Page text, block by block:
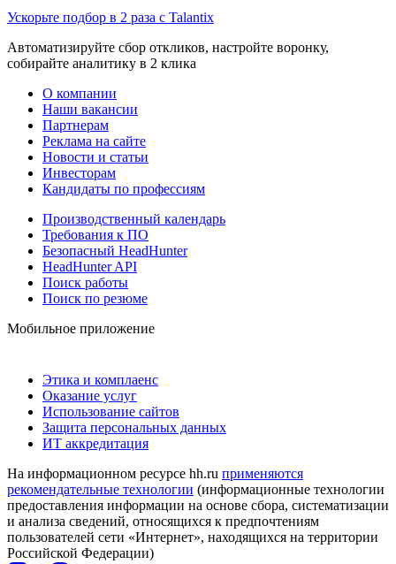
Ускорьте подбор в 2 раза с Talantix
Автоматизируйте сбор откликов, настройте воронку,
собирайте аналитику в 2 клика
О компании
Наши вакансии
Партнерам
Реклама на сайте
Новости и статьи
Инвесторам
Кандидаты по профессиям
Производственный календарь
Требования к ПО
Безопасный HeadHunter
HeadHunter API
Поиск работы
Поиск по резюме
Мобильное приложение
Этика и комплаенс
Оказание услуг
Использование сайтов
Защита персональных данных
ИТ аккредитация
На информационном ресурсе hh.ru применяются
рекомендательные технологии (информационные технологии
предоставления информации на основе сбора, систематизации
и анализа сведений, относящихся к предпочтениям
пользователей сети «Интернет», находящихся на территории
Российской Федерации)